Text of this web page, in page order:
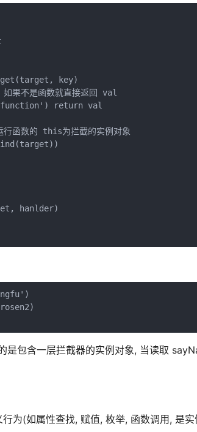
key)
果不是函数就直接返回 val
return val
函数的 this为拦截的实例对象
hanlder)
包含一层拦截器的实例对象, 当读取
为(如属性查找, 赋值, 枚举, 函数调用, 是实